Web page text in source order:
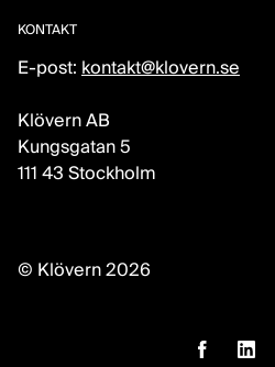
KONTAKT
E-post: kontakt@klovern.se
Klövern AB
Kungsgatan 5
111 43 Stockholm
© Klövern 2026
facebook